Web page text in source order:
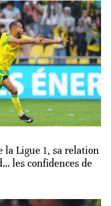
la Ligue 1, sa relation
les confidences de